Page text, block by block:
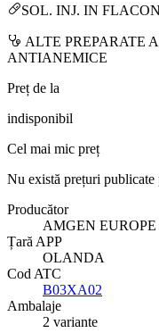
SOL. INJ. IN FLACON
ALTE PREPARATE
ANTIANEMICE
Preț de la
indisponibil
Cel mai mic preț
Nu există prețuri publicate
Producător
AMGEN
Țară APP
OLANDA
Cod ATC
B03XA02
Ambalaje
2 variante